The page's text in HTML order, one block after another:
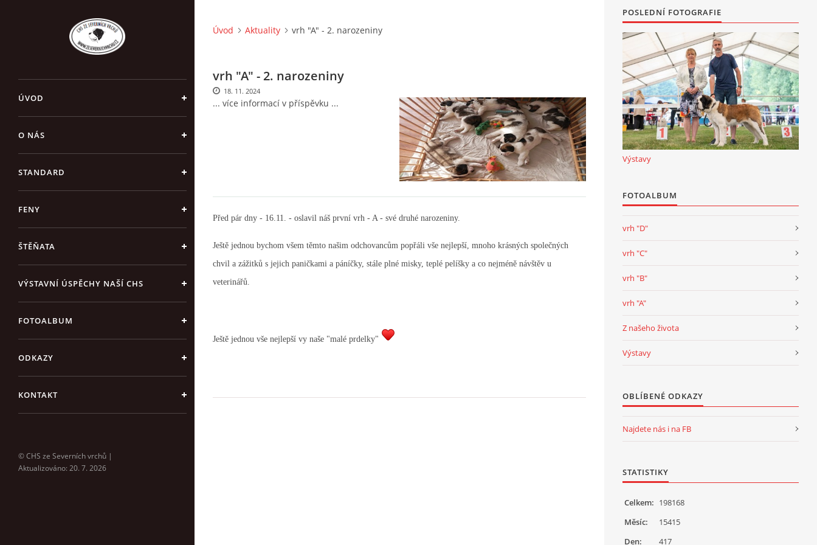
ÚVOD
O NÁS
STANDARD
FENY
ŠTĚŇATA
VÝSTAVNÍ ÚSPĚCHY NAŠÍ CHS
FOTOALBUM
ODKAZY
KONTAKT
© CHS ze Severních vrchů |
Aktualizováno: 20. 7. 2026
Úvod Aktuality vrh "A" - 2. narozeniny
vrh "A" - 2. narozeniny
... více informací v příspěvku ...
18. 11. 2024
Před pár dny - 16.11. - oslavil náš první vrh - A - své druhé narozeniny.
Ještě jednou bychom všem těmto našim odchovancům popřáli vše nejlepší, mnoho krásných společných
chvil a zážitků s jejich paničkami a páníčky, stále plné misky, teplé pelíšky a co nejméně návštěv u
veterinářů.
Ještě jednou vše nejlepší vy naše "malé prdelky"
POSLEDNÍ FOTOGRAFIE
Výstavy
FOTOALBUM
vrh "D"
vrh "C"
vrh "B"
vrh "A"
Z našeho života
Výstavy
OBLÍBENÉ ODKAZY
Najdete nás i na FB
STATISTIKY
Celkem: 198168
Měsíc:
15415
Den:
417